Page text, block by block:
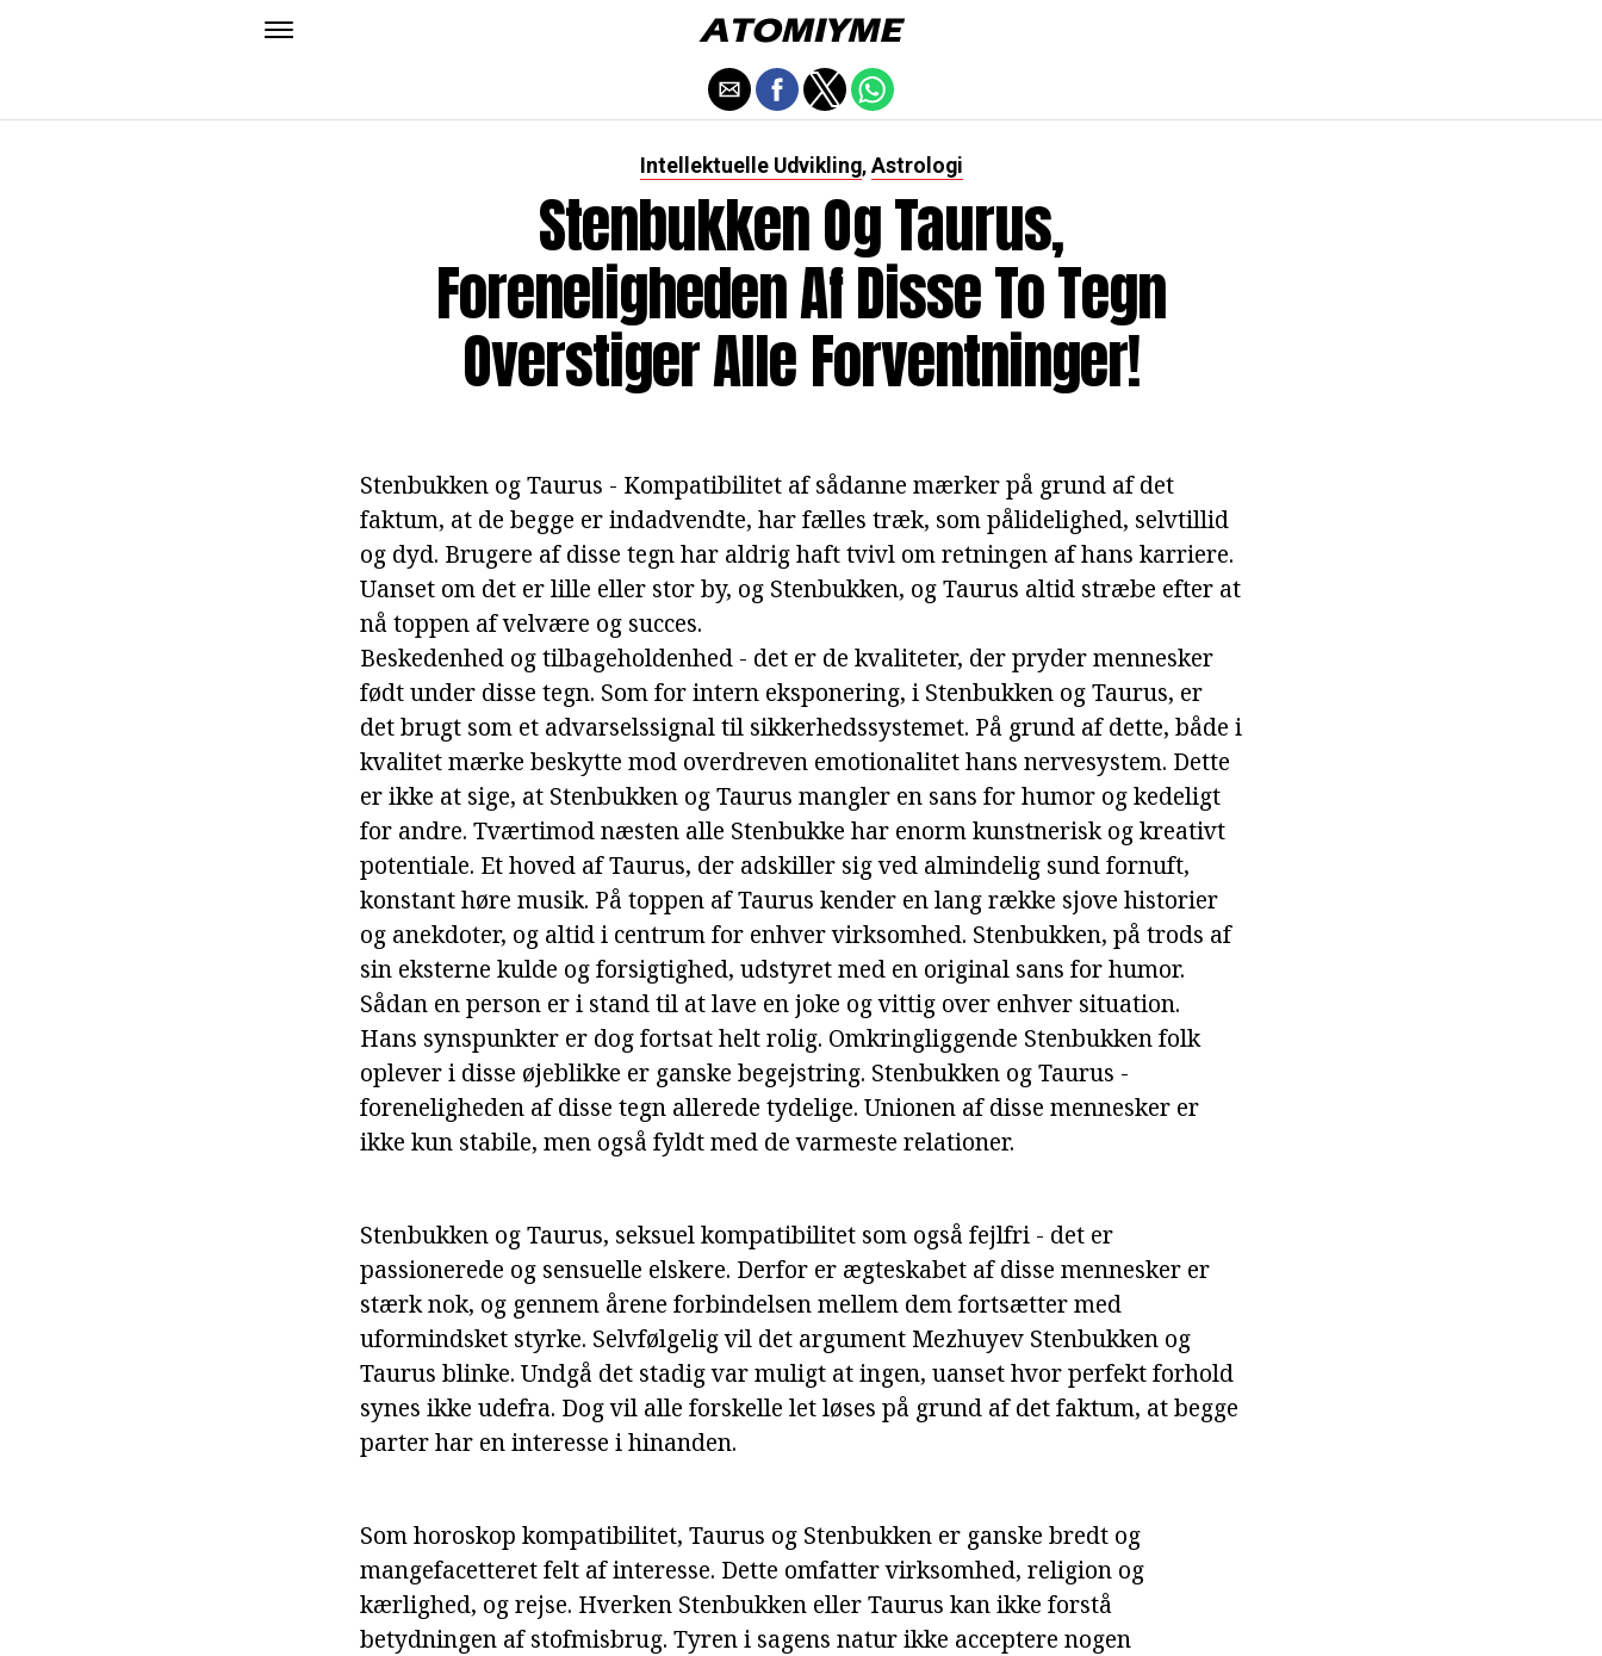
Intellektuelle Udvikling, Astrologi
Stenbukken Og Taurus,
Foreneligheden Af Disse To Tegn
Overstiger Alle Forventninger!
Stenbukken og Taurus - Kompatibilitet af sådanne mærker på grund af det
faktum, at de begge er indadvendte, har fælles træk, som pålidelighed, selvtillid
og dyd. Brugere af disse tegn har aldrig haft tvivl om retningen af hans karriere.
Uanset om det er lille eller stor by, og Stenbukken, og Taurus altid stræbe efter at
nå toppen af velvære og succes.
Beskedenhed og tilbageholdenhed - det er de kvaliteter, der pryder mennesker
født under disse tegn. Som for intern eksponering, i Stenbukken og Taurus, er
det brugt som et advarselssignal til sikkerhedssystemet. På grund af dette, både i
kvalitet mærke beskytte mod overdreven emotionalitet hans nervesystem. Dette
er ikke at sige, at Stenbukken og Taurus mangler en sans for humor og kedeligt
for andre. Tværtimod næsten alle Stenbukke har enorm kunstnerisk og kreativt
potentiale. Et hoved af Taurus, der adskiller sig ved almindelig sund fornuft,
konstant høre musik. På toppen af Taurus kender en lang række sjove historier
og anekdoter, og altid i centrum for enhver virksomhed. Stenbukken, på trods af
sin eksterne kulde og forsigtighed, udstyret med en original sans for humor.
Sådan en person er i stand til at lave en joke og vittig over enhver situation.
Hans synspunkter er dog fortsat helt rolig. Omkringliggende Stenbukken folk
oplever i disse øjeblikke er ganske begejstring. Stenbukken og Taurus -
foreneligheden af disse tegn allerede tydelige. Unionen af disse mennesker er
ikke kun stabile, men også fyldt med de varmeste relationer.
Stenbukken og Taurus, seksuel kompatibilitet som også fejlfri - det er
passionerede og sensuelle elskere. Derfor er ægteskabet af disse mennesker er
stærk nok, og gennem årene forbindelsen mellem dem fortsætter med
uformindsket styrke. Selvfølgelig vil det argument Mezhuyev Stenbukken og
Taurus blinke. Undgå det stadig var muligt at ingen, uanset hvor perfekt forhold
synes ikke udefra. Dog vil alle forskelle let løses på grund af det faktum, at begge
parter har en interesse i hinanden.
Som horoskop kompatibilitet, Taurus og Stenbukken er ganske bredt og
mangefacetteret felt af interesse. Dette omfatter virksomhed, religion og
kærlighed, og rejse. Hverken Stenbukken eller Taurus kan ikke forstå
betydningen af stofmisbrug. Tyren i sagens natur ikke acceptere nogen